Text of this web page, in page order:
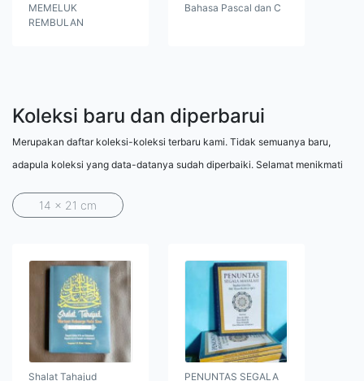
MEMELUK
REMBULAN
Bahasa Pascal dan C
Koleksi baru dan diperbarui
Merupakan daftar koleksi-koleksi terbaru kami. Tidak semuanya baru,
adapula koleksi yang data-datanya sudah diperbaiki. Selamat menikmati
14 x 21 cm
Shalat Tahajud PENUNTAS SEGALA